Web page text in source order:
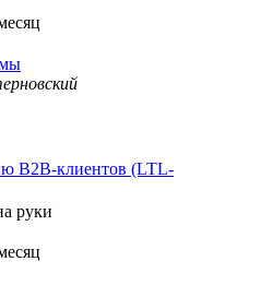
B2B-клиентов (LTL-
руки